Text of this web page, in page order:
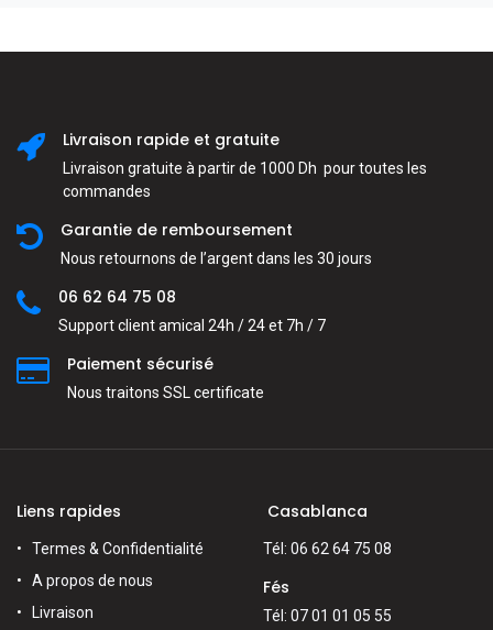
Livraison rapide et gratuite
Livraison gratuite à partir de 1000 Dh pour toutes les
commandes
Garantie de remboursement
Nous retournons de l’argent dans les 30 jours
06 62 64 75 08
Support client amical 24h / 24 et 7h / 7
Paiement sécurisé
Nous traitons SSL сertificate
Liens rapides
Termes & Confidentialité
A propos de nous
Livraison
Casablanca
Tél: 06 62 64 75 08
Fés
Tél: 07 01 01 05 55